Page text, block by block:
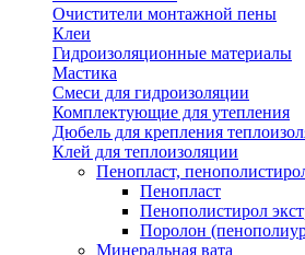
Очистители монтажной пены
Клеи
Гидроизоляционные материалы
Мастика
Смеси для гидроизоляции
Комплектующие для утепления
Дюбель для крепления
Клей для теплоизоляции
Пенопласт,
Пенопласт
Пенополистирол
Поролон
Минеральная вата